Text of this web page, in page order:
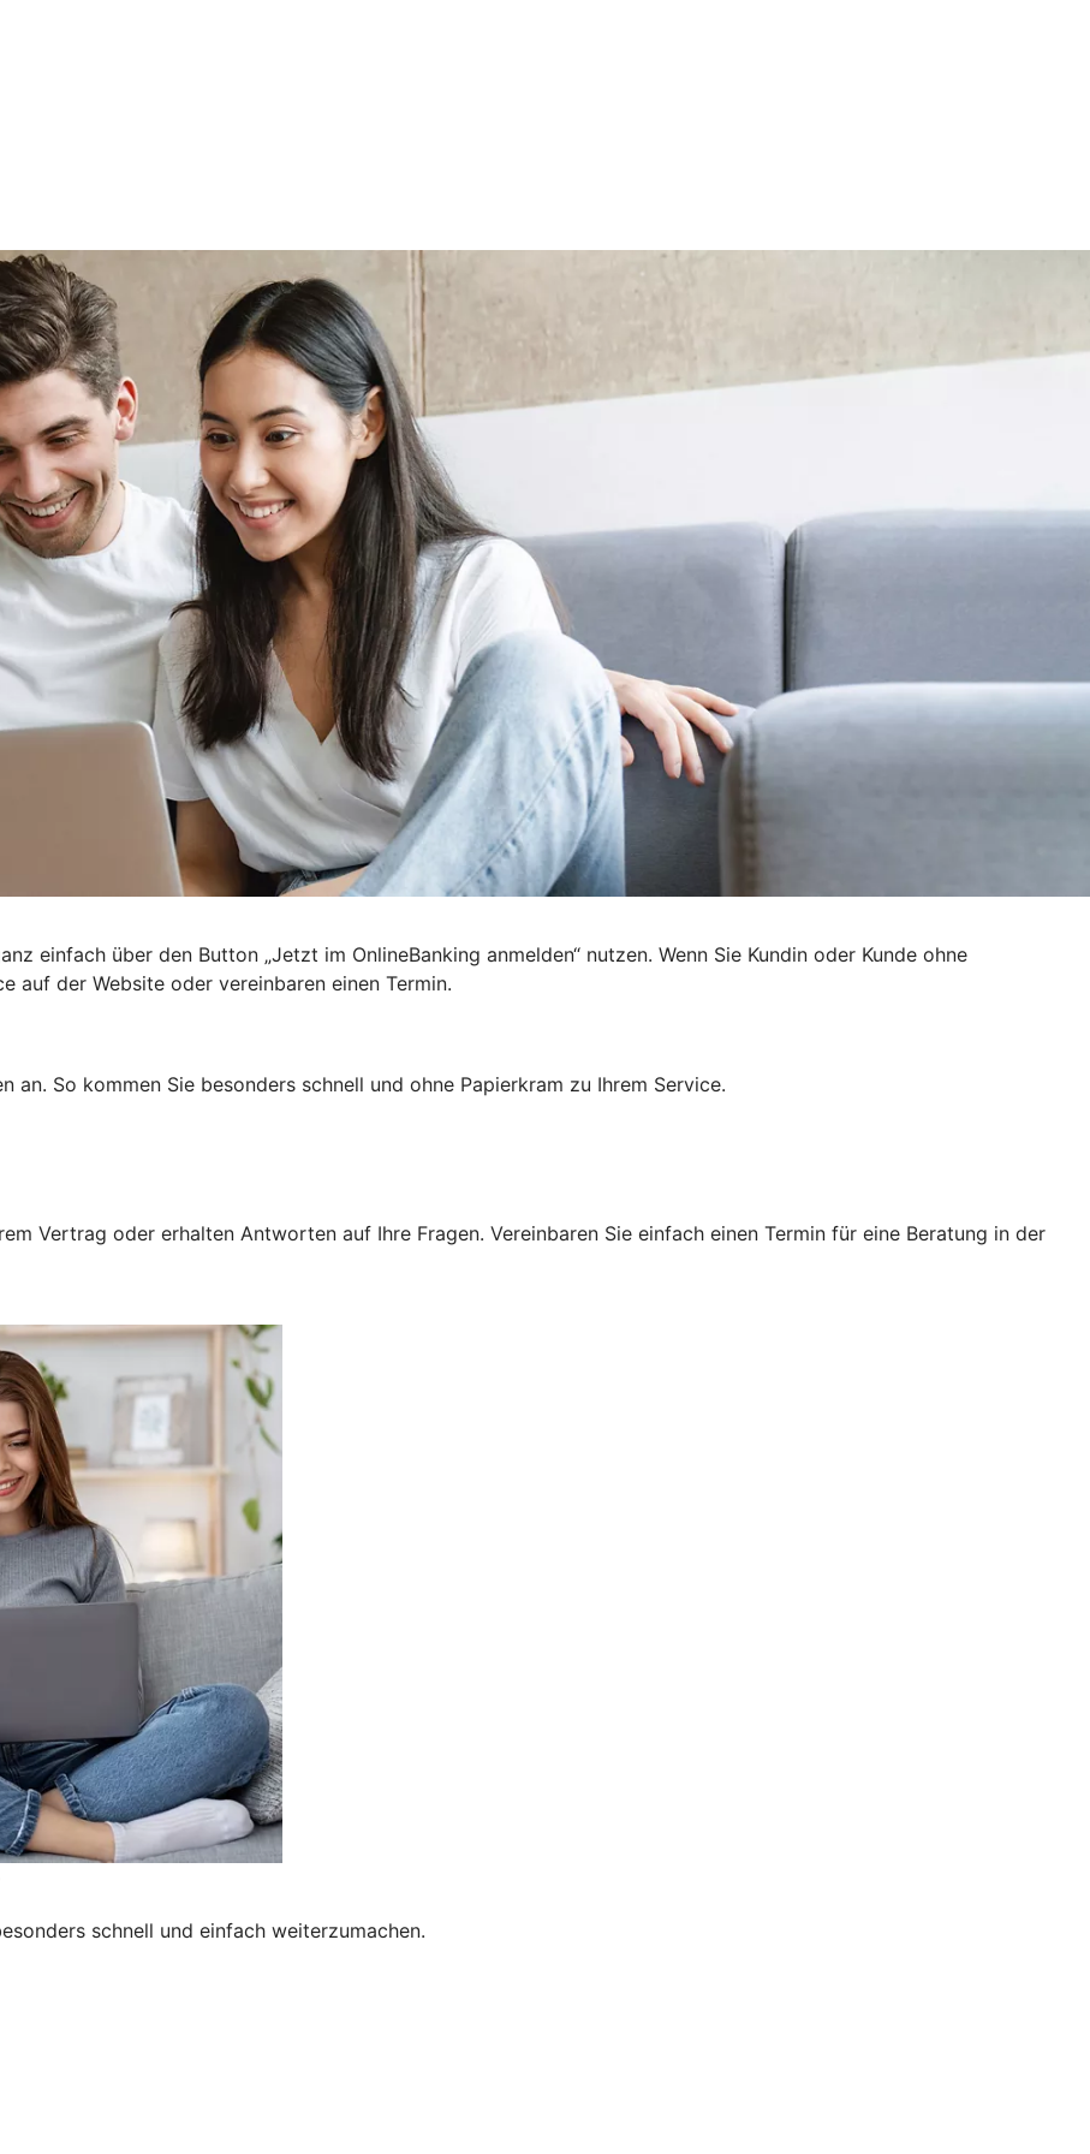
einfach über den Button „Jetzt im OnlineBanking anmelden“ nutzen. Wenn Sie Kundin oder Kunde ohne
auf der Website oder vereinbaren einen Termin.
an. So kommen Sie besonders schnell und ohne Papierkram zu Ihrem Service.
Vertrag oder erhalten Antworten auf Ihre Fragen. Vereinbaren Sie einfach einen Termin für eine Beratung in der
schnell und einfach weiterzumachen.